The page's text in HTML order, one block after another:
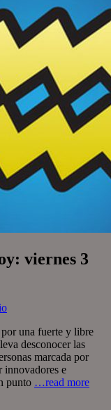
viernes 3
una fuerte y libre
desconocer las
marcada por
innovadores e
punto …read more